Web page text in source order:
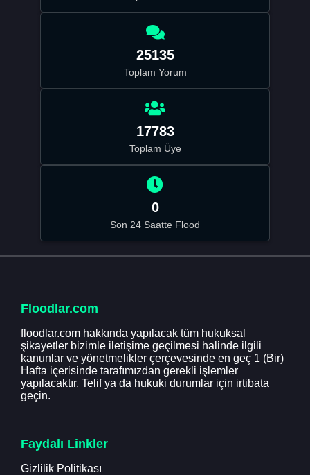
25135
Toplam Yorum
17783
Toplam Üye
0
Son 24 Saatte Flood
Floodlar.com
floodlar.com hakkında yapılacak tüm hukuksal
şikayetler bizimle iletişime geçilmesi halinde ilgili
kanunlar ve yönetmelikler çerçevesinde en geç 1 (Bir)
Hafta içerisinde tarafımızdan gerekli işlemler
yapılacaktır. Telif ya da hukuki durumlar için irtibata
geçin.
Faydalı Linkler
Gizlilik Politikası